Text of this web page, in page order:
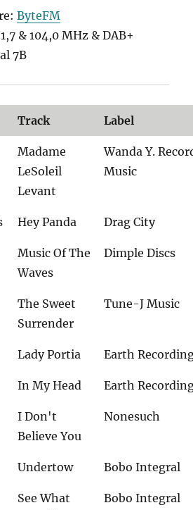
ByteFM
& 104,0 MHz & DAB+
7B
Track Label
Madame
LeSoleil
Levant
Wanda Y.
Music
Hey Panda Drag City
Music Of The
Waves
Dimple Discs
The Sweet
Surrender
Tune-J Music
Lady Portia Earth
In My Head Earth
I Don't
Believe You
Nonesuch
Undertow Bobo Integral
See What
Bobo Integral